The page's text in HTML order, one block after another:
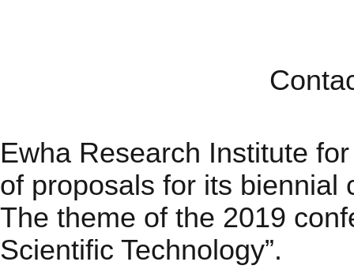
Ewha Research Institute
of proposals for its biennial
The theme of the 2019
Scientific Technology”.